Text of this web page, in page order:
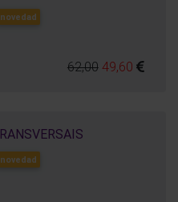
novedad
62,00 49,60
novedad